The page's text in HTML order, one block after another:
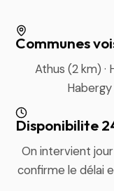
Communes
Athus (2 km) ·
Disponibilite
On intervient
confirme le délai